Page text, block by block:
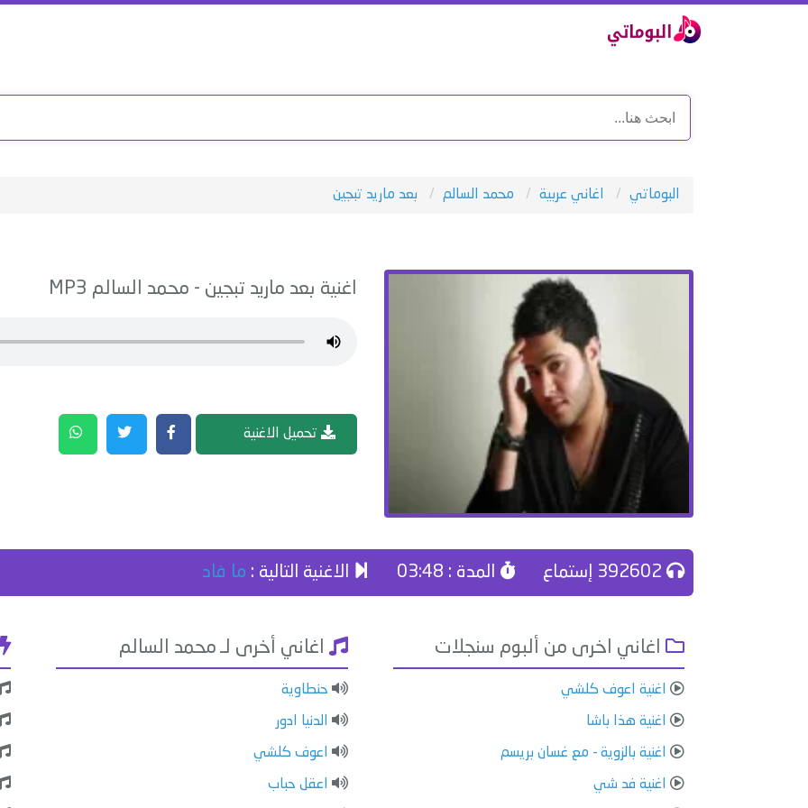
البوماتي اغاني عربية محمد السالم بعد ماريد تبجين
اغنية بعد ماريد تبجين - محمد السالم
تحميل الاغنية
المدة : 03:48 الاغنية التالية : ما فاد
اغاني اخرى من ألبوم سنجلات
اغنية اعوف كلشي
اغنية هذا باشا
اغنية بالزوية - مع غسان بريسم
اغنية فد شي
اغاني أخرى لـ محمد السالم
حنطاوية
الدنيا ادور
اعوف كلشي
اعقل حباب